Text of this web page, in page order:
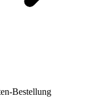
Bestellung